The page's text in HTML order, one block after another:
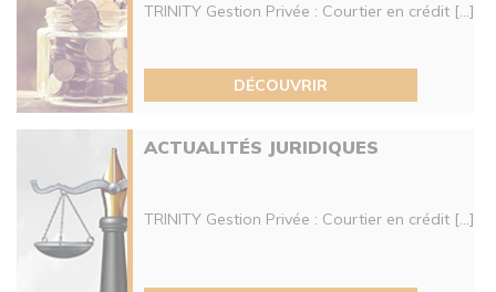
TRINITY Gestion Privée : Courtier en crédit [...]
DÉCOUVRIR
ACTUALITÉS JURIDIQUES
TRINITY Gestion Privée : Courtier en crédit [...]